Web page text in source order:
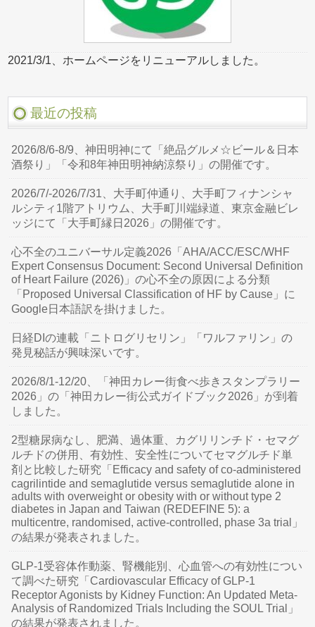
2021/3/1、ホームページをリニューアルしました。
最近の投稿
2026/8/6-8/9、神田明神にて「絶品グルメ☆ビール＆日本
酒祭り」「令和8年神田明神納涼祭り」の開催です。
2026/7/-2026/7/31、大手町仲通り、大手町フィナンシャ
ルシティ1階アトリウム、大手町川端緑道、東京金融ビレ
ッジにて「大手町縁日2026」の開催です。
心不全のユニバーサル定義2026「AHA/ACC/ESC/WHF
Expert Consensus Document: Second Universal Definition
of Heart Failure (2026)」の心不全の原因による分類
「Proposed Universal Classification of HF by Cause」に
Google日本語訳を掛けました。
日経DIの連載「ニトログリセリン」「ワルファリン」の
発見秘話が興味深いです。
2026/8/1-12/20、「神田カレー街食べ歩きスタンプラリー
2026」の「神田カレー街公式ガイドブック2026」が到着
しました。
2型糖尿病なし、肥満、過体重、カグリリンチド・セマグ
ルチドの併用、有効性、安全性についてセマグルチド単
剤と比較した研究「Efficacy and safety of co-administered
cagrilintide and semaglutide versus semaglutide alone in
adults with overweight or obesity with or without type 2
diabetes in Japan and Taiwan (REDEFINE 5): a
multicentre, randomised, active-controlled, phase 3a trial」
の結果が発表されました。
GLP-1受容体作動薬、腎機能別、心血管への有効性につい
て調べた研究「Cardiovascular Efficacy of GLP-1
Receptor Agonists by Kidney Function: An Updated Meta-
Analysis of Randomized Trials Including the SOUL Trial」
の結果が発表されました。